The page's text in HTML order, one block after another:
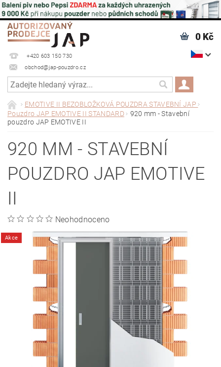
+420 603 150 730
obchod@jap-pouzdro.cz
0 Kč
EMOTIVE II BEZOBLOŽKOVÁ POUZDRA STAVEBNÍ JAP
Pouzdro JAP EMOTIVE II STANDARD
920 mm - Stavební
pouzdro JAP EMOTIVE II
920 MM - STAVEBNÍ
POUZDRO JAP EMOTIVE
II
Neohodnoceno
Akce